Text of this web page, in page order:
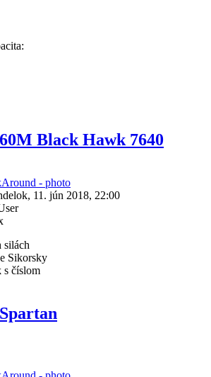
Black Hawk 7640
- photo
11. jún 2018, 22:00
silách
Sikorsky
číslom